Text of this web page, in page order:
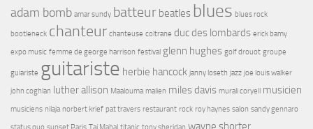
adam bomb amar sundy batteur beatles blues blues rock
bootleneck chanteur chanteuse coltrane duc des lombards erick bamy
expo music femme de george harrison festival glenn hughes golf drouot groupe
guiariste guitariste herbie hancock janny loseth jazz joe louis walker
john coghlan luther allison Maalouma malien miles davis murali coryell musicien
musiciens nilaja norbert krief pat travers restaurant rock roy haynes salon sandy gennaro
wayne shorter